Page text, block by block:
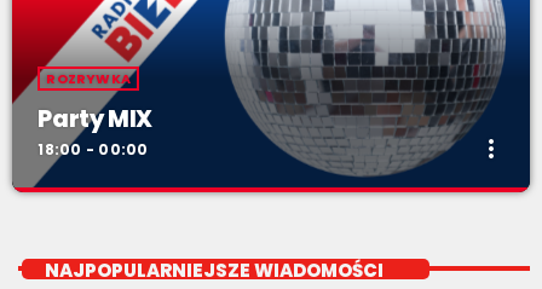
ROZRYWKA
Party MIX
18:00 - 00:00 more_vert
soboty od 18
NAJPOPULARNIEJSZE WIADOMOŚCI